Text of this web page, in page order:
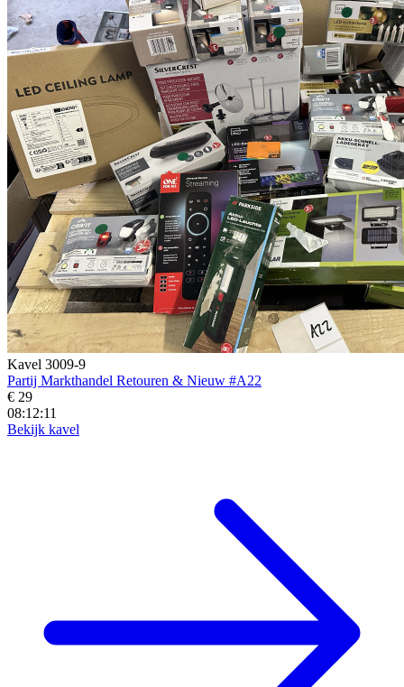
Kavel 3009-9
Partij Markthandel Retouren & Nieuw #A22
€ 29
08:12:09
Bekijk kavel